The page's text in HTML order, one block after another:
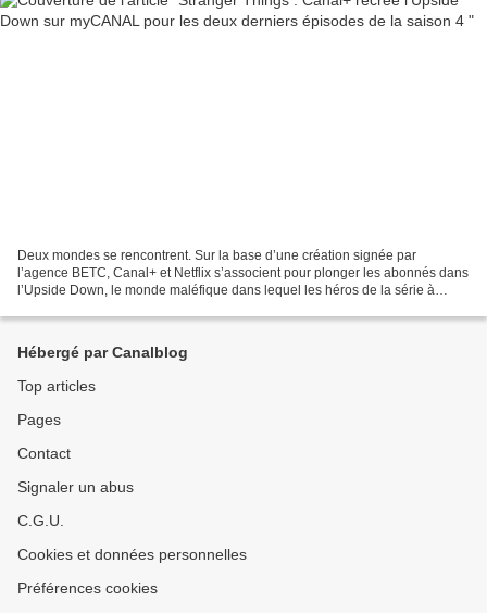
Deux mondes se rencontrent. Sur la base d’une création signée par
l’agence BETC, Canal+ et Netflix s’associent pour plonger les abonnés dans
l’Upside Down, le monde maléfique dans lequel les héros de la série à
Hébergé par Canalblog
Top articles
Pages
Contact
Signaler un abus
C.G.U.
Cookies et données personnelles
Préférences cookies